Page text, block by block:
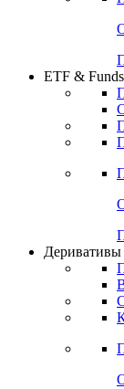
ETF & Funds
Деривативы